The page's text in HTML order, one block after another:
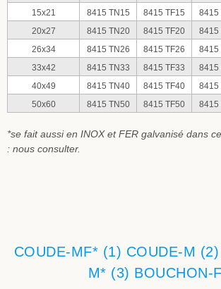
15x21
8415 TN15 8415 TF15 8415
20x27
8415 TN20 8415 TF20 8415
26x34
8415 TN26 8415 TF26 8415
33x42
8415 TN33 8415 TF33 8415
40x49
8415 TN40 8415 TF40 8415
50x60
8415 TN50 8415 TF50 8415
*se fait aussi en INOX et FER galvanisé dans
: nous consulter.
COUDE-MF* (1) COUDE-M
M* (3) BOUCHON-